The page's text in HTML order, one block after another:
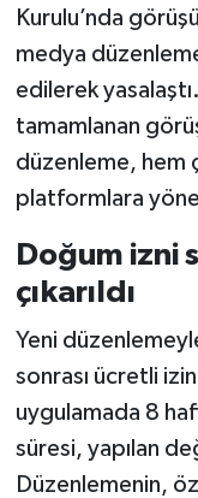
Kurulu’nda
medya
edilerek
tamamlanan
düzenleme, hem
platformlara
Doğum izni
çıkarıldı
Yeni
sonrası ücretli
uygulamada 8
süresi, yapılan
Düzenlemenin,